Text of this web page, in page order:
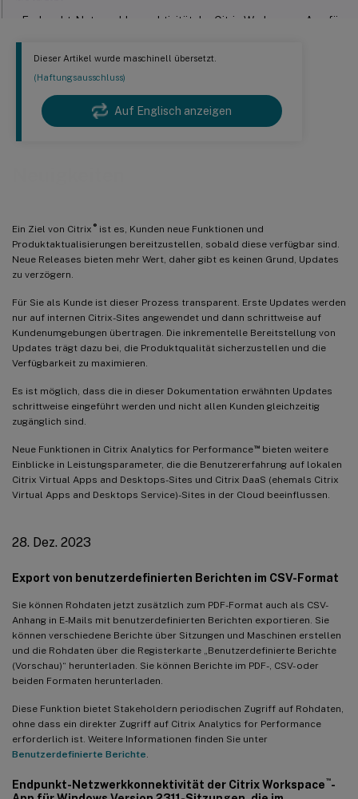
Dieser Artikel wurde maschinell übersetzt.
(Haftungsausschluss)
Auf Englisch anzeigen
Ein Ziel von Citrix ®ist es, Kunden neue Funktionen und
Produktaktualisierungen bereitzustellen, sobald diese verfügbar sind.
Neue Releases bieten mehr Wert, daher gibt es keinen Grund, Updates
zu verzögern.
Für Sie als Kunde ist dieser Prozess transparent. Erste Updates werden
nur auf internen Citrix-Sites angewendet und dann schrittweise auf
Kundenumgebungen übertragen. Die inkrementelle Bereitstellung von
Updates trägt dazu bei, die Produktqualität sicherzustellen und die
Verfügbarkeit zu maximieren.
Es ist möglich, dass die in dieser Dokumentation erwähnten Updates
schrittweise eingeführt werden und nicht allen Kunden gleichzeitig
zugänglich sind.
Neue Funktionen in Citrix Analytics for Performance™bieten weitere
Einblicke in Leistungsparameter, die die Benutzererfahrung auf lokalen
Citrix Virtual Apps and Desktops-Sites und Citrix DaaS (ehemals Citrix
Virtual Apps and Desktops Service)-Sites in der Cloud beeinflussen.
28. Dez. 2023
Export von benutzerdefinierten Berichten im CSV-Format
Sie können Rohdaten jetzt zusätzlich zum PDF-Format auch als CSV-
Anhang in E-Mails mit benutzerdefinierten Berichten exportieren. Sie
können verschiedene Berichte über Sitzungen und Maschinen erstellen
und die Rohdaten über die Registerkarte „Benutzerdefinierte Berichte
(Vorschau)“ herunterladen. Sie können Berichte im PDF-, CSV- oder
beiden Formaten herunterladen.
Diese Funktion bietet Stakeholdern periodischen Zugriff auf Rohdaten,
ohne dass ein direkter Zugriff auf Citrix Analytics for Performance
erforderlich ist. Weitere Informationen finden Sie unter
Benutzerdefinierte Berichte
Endpunkt-Netzwerkkonnektivität der Citrix Workspace ™-
Endpunkt-Netzwerkkonnektivität der Citrix Workspace-App für
12. Dez. 2023
Vereinfachte Suche nach Benutzern und Maschinen
Verbesserungen der Maschinenstatistikansicht
Zusätzliche Metriken in der Self-Service-Ansicht für Sitzungen
Verbesserte Genauigkeit des Sitzungsscores und anderer
Sitzungsmetriken
25. Sep. 2023
Warnungsparameter anpassen
Unterstützung für Endpunktmetriken von Citrix Workspace-
Apps für Linux
Neue Vorlagen für benutzerdefinierte Berichte
Bereitstellungsgruppen vom Empfang von Warnungen
Neue Warnungsrichtlinien basierend auf Baseline-Insights
18. Aug. 2023
Gründe für fehlende Endpunktmetriken ermitteln
01. Aug. 2023
Warnungsinformationen als CSV-Anhänge in E-Mails
06. Juni 2023
E-Mail-Benachrichtigungen für Warnungen für Nicht-
05. Juni 2023